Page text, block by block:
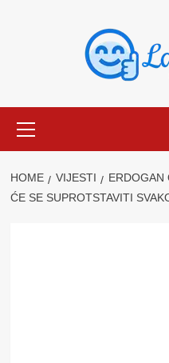
Menu
HOME VIJESTI
ERDOGAN
ĆE SE SUPROTSTAVITI